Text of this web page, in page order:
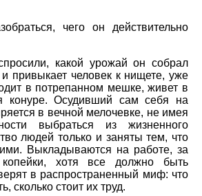
чего он действительно
какой урожай он собрал
привыкает человек к нищете, уже
в потрепанном мешке, живет в
конуре. Осудивший сам себя на
в вечной мелочевке, не имея
выбраться из жизненного
людей только и заняты тем, что
Выкладываются на работе, за
копейки, хотя все должно быть
в распространенный миф: что
сколько стоит их труд.